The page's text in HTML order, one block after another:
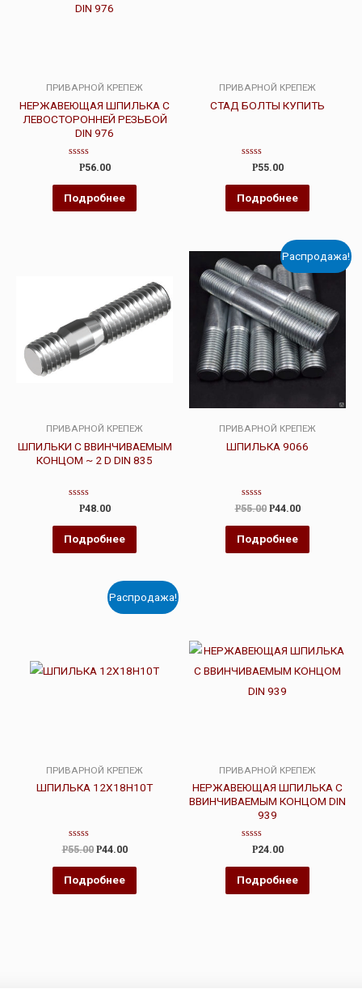
ПРИВАРНОЙ КРЕПЕЖ
НЕРЖАВЕЮЩАЯ ШПИЛЬКА С
ЛЕВОСТОРОННЕЙ РЕЗЬБОЙ
DIN 976
Оценка
из
Р56.00
Подробнее
ПРИВАРНОЙ КРЕПЕЖ
СТАД БОЛТЫ КУПИТЬ
Оценка
из
Р55.00
Подробнее
ПРИВАРНОЙ КРЕПЕЖ
ШПИЛЬКИ С ВВИНЧИВАЕМЫМ
КОНЦОМ ~ 2 D DIN 835
Оценка
из
5
Р48.00
Подробнее
Распродажа!
ПРИВАРНОЙ КРЕПЕЖ
ШПИЛЬКА 9066
Оценка
0
из
5
Р55.00 Р44.00
Подробнее
Распродажа!
ПРИВАРНОЙ КРЕПЕЖ
ШПИЛЬКА 12Х18Н10Т
Оценка
0
из
5
Р55.00 Р44.00
Подробнее
ПРИВАРНОЙ КРЕПЕЖ
НЕРЖАВЕЮЩАЯ ШПИЛЬКА С
ВВИНЧИВАЕМЫМ КОНЦОМ DIN
939
Оценка
из
5
Р24.00
Подробнее